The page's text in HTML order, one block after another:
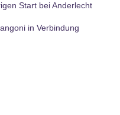
Start bei Anderlecht
in Verbindung